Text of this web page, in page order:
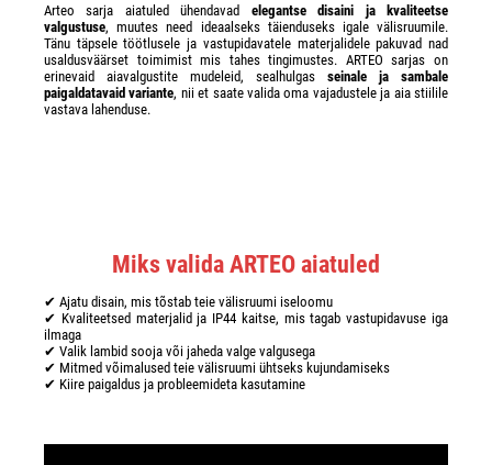
Arteo sarja aiatuled ühendavad elegantse disaini ja kvaliteetse
valgustuse, muutes need ideaalseks täienduseks igale välisruumile.
Tänu täpsele töötlusele ja vastupidavatele materjalidele pakuvad nad
usaldusväärset toimimist mis tahes tingimustes. ARTEO sarjas on
erinevaid aiavalgustite mudeleid, sealhulgas seinale ja sambale
paigaldatavaid variante, nii et saate valida oma vajadustele ja aia stiilile
vastava lahenduse.
Miks valida ARTEO aiatuled
✔ Ajatu disain, mis tõstab teie välisruumi iseloomu
✔ Kvaliteetsed materjalid ja IP44 kaitse, mis tagab vastupidavuse iga
ilmaga
✔ Valik lambid sooja või jaheda valge valgusega
✔ Mitmed võimalused teie välisruumi ühtseks kujundamiseks
✔ Kiire paigaldus ja probleemideta kasutamine